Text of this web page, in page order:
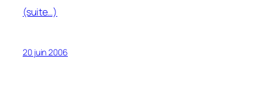
(suite…)
20 juin 2006